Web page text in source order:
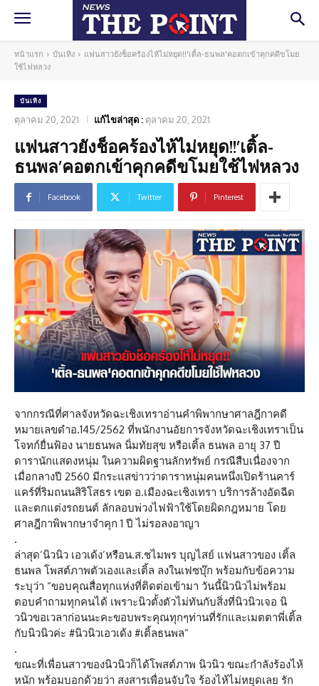
หน้าแรก บันเทิง
แฟนสาวยังช็อคร้องไห้ไม่หยุด!!'เติ้ล-ธนพล'คอตกเข้าคุกคดีขโมย
ใช้ไฟหลวง
บันเทิง
ตุลาคม 20, 2021 แก้ไขล่าสุด : ตุลาคม 20, 2021
แฟนสาวยังช็อคร้องไห้ไม่หยุด!!’เติ้ล-
ธนพล’คอตกเข้าคุกคดีขโมยใช้ไฟหลวง
Facebook Twitter Pinterest
จากกรณีที่ศาลจังหวัดฉะเชิงเทราอ่านคำพิพากษาศาลฎีกาคดี
หมายเลขดำอ.145/2562 ที่พนักงานอัยการจังหวัดฉะเชิงเทราเป็น
โจทก์ยื่นฟ้อง นายธนพล นิ่มทัยสุข หรือเติ้ล ธนพล อายุ 37 ปี
ดารานักแสดงหนุ่ม ในความผิดฐานลักทรัพย์ กรณีสืบเนื่องจาก
เมื่อกลางปี 2560 มีกระแสข่าวว่าดาราหนุ่มคนหนึ่งเปิดร้านคาร์
แคร์ที่ริมถนนสิริโสธร เขต อ.เมืองฉะเชิงเทรา บริการล้างอัดฉีด
และตกแต่งรถยนต์ ลักลอบพ่วงไฟฟ้าใช้โดยผิดกฎหมาย โดย
ศาลฎีกาพิพากษาจำคุก 1 ปี ไม่รอลงอาญา
.
ล่าสุด’นิวนิว เอวเด้ง’หรือน.ส.ชไมพร บุญไสย์ แฟนสาวของ เติ้ล
ธนพล โพสต์ภาพตัวเองและเติ้ล ลงในเฟซบุ๊ก พร้อมกับข้อความ
ระบุว่า “ขอบคุณสื่อทุกแห่งที่ติดต่อเข้ามา วันนี้นิวนิวไม่พร้อม
ตอบคำถามทุกคนได้ เพราะนิวตั้งตัวไม่ทันกับสิ่งที่นิวนิวเจอ นิ
วนิวขอเวลาก่อนนะคะขอบพระคุณทุกๆท่านที่รักและเมตตาพี่เติ้ล
กับนิวนิวค่ะ #นิวนิวเอวเด้ง #เติ้ลธนพล”
.
ขณะที่เพื่อนสาวของนิวนิวก็ได้โพสต์ภาพ นิวนิว ขณะกำลังร้องไห้
หนัก พร้อมบอกด้วยว่า สงสารเพื่อนจับใจ ร้องไห้ไม่หยุดเลย รัก